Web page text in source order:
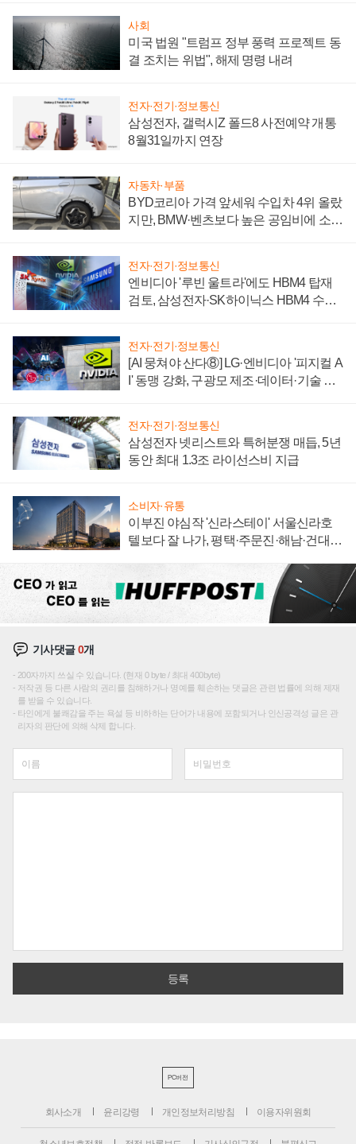
사회
미국 법원 "트럼프 정부 풍력 프로젝트 동
결 조치는 위법", 해제 명령 내려
전자·전기·정보통신
삼성전자, 갤럭시Z 폴드8 사전예약 개통
8월31일까지 연장
자동차·부품
BYD코리아 가격 앞세워 수입차 4위 올랐
지만, BMW·벤츠보다 높은 공임비에 소비
전자·전기·정보통신
엔비디아 '루빈 울트라'에도 HBM4 탑재
검토, 삼성전자·SK하이닉스 HBM4 수율
전자·전기·정보통신
[AI 뭉쳐야 산다⑧] LG·엔비디아 '피지컬 A
I' 동맹 강화, 구광모 제조·데이터·기술 결
전자·전기·정보통신
삼성전자 넷리스트와 특허분쟁 매듭, 5년
동안 최대 1.3조 라이선스비 지급
소비자·유통
이부진 야심작 '신라스테이' 서울신라호
텔보다 잘 나가, 평택·주문진·해남·건대로
기사댓글0개
200자까지 쓰실 수 있습니다. (현재 0 byte / 최대 400byte)
저작권 등 다른 사람의 권리를 침해하거나 명예를 훼손하는 댓글은 관련 법률에 의해 제재
를 받을 수 있습니다.
타인에게 불쾌감을 주는 욕설 등 비하하는 단어가 내용에 포함되거나 인신공격성 글은 관
리자의 판단에 의해 삭제 합니다.
PC버전
회사소개 윤리강령 개인정보처리방침 이용자위원회